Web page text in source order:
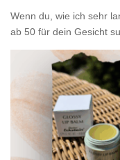
Wenn du, wie ich sehr
ab 50 für dein Gesicht